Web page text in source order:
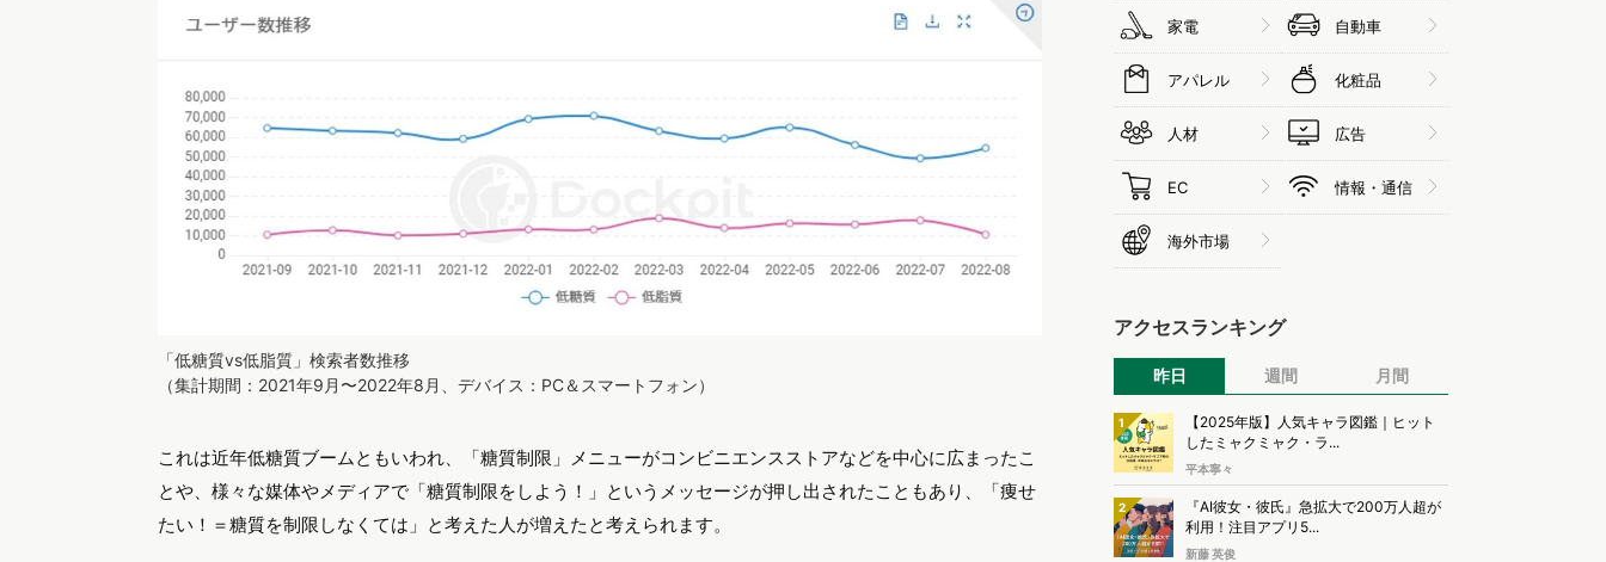
「低糖質vs低脂質」検索者数推移
（集計期間：2021年9月〜2022年8月、デバイス：PC＆スマートフォン）
これは近年低糖質ブームともいわれ、「糖質制限」メニューがコンビニエンスストアなどを中心に広まったこ
とや、様々な媒体やメディアで「糖質制限をしよう！」というメッセージが押し出されたこともあり、「痩せ
たい！＝糖質を制限しなくては」と考えた人が増えたと考えられます。
家電 自動車
アパレル 化粧品
人材 広告
EC 情報・通信
海外市場
アクセスランキング
昨日 週間 月間
1
【2025年版】人気キャラ図鑑｜ヒット
したミャクミャク・ラ...
平本寧々
2
『AI彼女・彼氏』急拡大で200万人超が
利用！注目アプリ5...
新藤 英俊